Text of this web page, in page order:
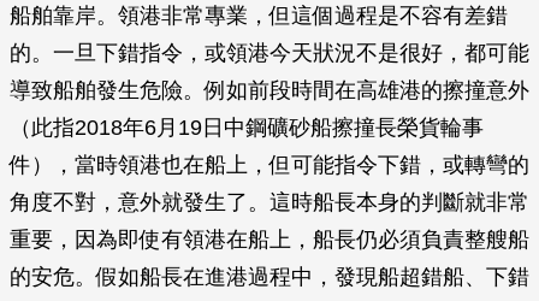
船舶靠岸。領港非常專業，但這個過程是不容有差錯
的。一旦下錯指令，或領港今天狀況不是很好，都可能
導致船舶發生危險。例如前段時間在高雄港的擦撞意外
（此指2018年6月19日中鋼礦砂船擦撞長榮貨輪事
件），當時領港也在船上，但可能指令下錯，或轉彎的
角度不對，意外就發生了。這時船長本身的判斷就非常
重要，因為即使有領港在船上，船長仍必須負責整艘船
的安危。假如船長在進港過程中，發現船超錯船、下錯